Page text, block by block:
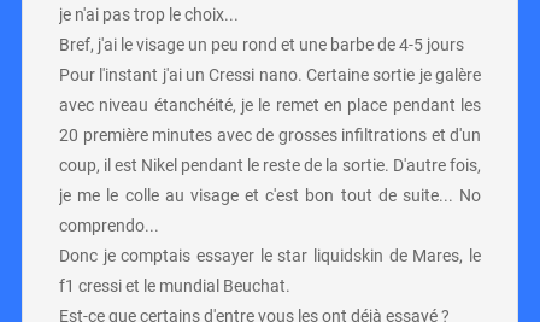
je n'ai pas trop le choix...
Bref, j'ai le visage un peu rond et une barbe de 4-5 jours
Pour l'instant j'ai un Cressi nano. Certaine sortie je galère
avec niveau étanchéité, je le remet en place pendant les
20 première minutes avec de grosses infiltrations et d'un
coup, il est Nikel pendant le reste de la sortie. D'autre fois,
je me le colle au visage et c'est bon tout de suite... No
comprendo...
Donc je comptais essayer le star liquidskin de Mares, le
f1 cressi et le mundial Beuchat.
Est-ce que certains d'entre vous les ont déjà essayé ?